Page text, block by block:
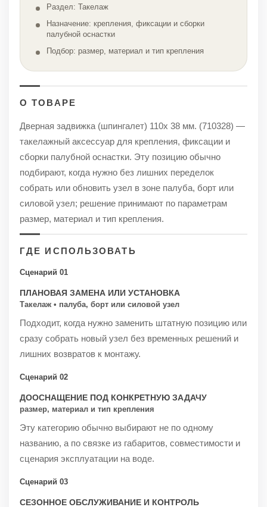
Раздел: Такелаж
Назначение: крепления, фиксации и сборки
палубной оснастки
Подбор: размер, материал и тип крепления
О ТОВАРЕ
Дверная задвижка (шпингалет) 110х 38 мм. (710328) —
такелажный аксессуар для крепления, фиксации и
сборки палубной оснастки. Эту позицию обычно
подбирают, когда нужно без лишних переделок
собрать или обновить узел в зоне палуба, борт или
силовой узел; решение принимают по параметрам
размер, материал и тип крепления.
ГДЕ ИСПОЛЬЗОВАТЬ
Сценарий 01
ПЛАНОВАЯ ЗАМЕНА ИЛИ УСТАНОВКА
Такелаж • палуба, борт или силовой узел
Подходит, когда нужно заменить штатную позицию или
сразу собрать новый узел без временных решений и
лишних возвратов к монтажу.
Сценарий 02
ДООСНАЩЕНИЕ ПОД КОНКРЕТНУЮ ЗАДАЧУ
размер, материал и тип крепления
Эту категорию обычно выбирают не по одному
названию, а по связке из габаритов, совместимости и
сценария эксплуатации на воде.
Сценарий 03
СЕЗОННОЕ ОБСЛУЖИВАНИЕ И КОНТРОЛЬ